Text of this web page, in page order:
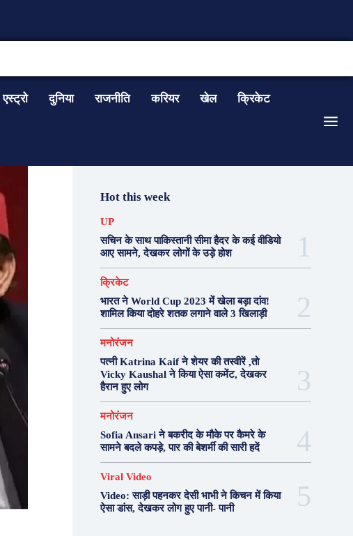
एस्ट्रो दुनिया राजनीति करियर खेल क्रिकेट
Hot this week
UP
सचिन के साथ पाकिस्तानी सीमा हैदर के कई वीडियो
आए सामने, देखकर लोगों के उड़े होश
क्रिकेट
भारत ने World Cup 2023 में खेला बड़ा दांव!
शामिल किया दोहरे शतक लगाने वाले 3 खिलाड़ी
मनोरंजन
पत्नी Katrina Kaif ने शेयर की तस्वीरें ,तो
Vicky Kaushal ने किया ऐसा कमेंट, देखकर
हैरान हुए लोग
मनोरंजन
Sofia Ansari ने बकरीद के मौके पर कैमरे के
सामने बदले कपड़े, पार की बेशर्मी की सारी हदें
Viral Video
Video: साड़ी पहनकर देसी भाभी ने किचन में किया
ऐसा डांस, देखकर लोग हुए पानी- पानी